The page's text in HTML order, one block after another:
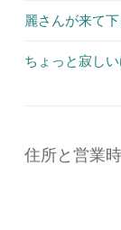
麗さんが来て下
ちょっと寂しい
住所と営業